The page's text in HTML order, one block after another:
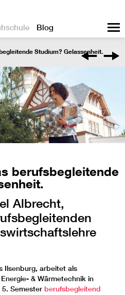
Blog
Studium? Gelassenheit.
berufsbegleitende
Albrecht,
Ilsenburg, arbeitet als
& Wärmetechnik in
Semester berufsbegleitend